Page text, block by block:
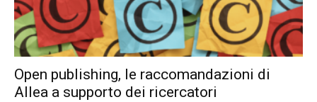
Open publishing, le raccomandazioni di
Allea a supporto dei ricercatori